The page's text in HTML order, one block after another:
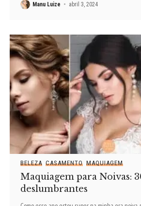
Manu Luize abril 3, 2024
BELEZA CASAMENTO MAQUIAGEM
Maquiagem para Noivas:
deslumbrantes